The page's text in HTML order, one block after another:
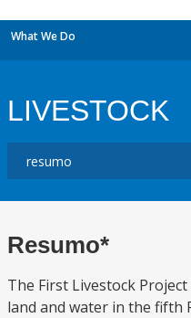
What We Do
LIVESTOCK
Resumo*
The First Livestock
land and water in the fifth